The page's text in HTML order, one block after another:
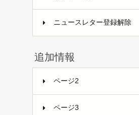
ニュースレター登録解除
追加情報
ページ2
ページ3